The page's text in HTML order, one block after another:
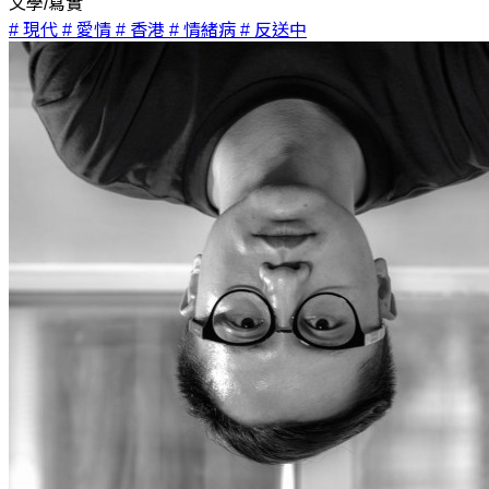
文學/寫實
# 現代 # 愛情 # 香港 # 情緒病 # 反送中